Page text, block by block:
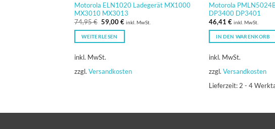
Motorola ELN1020 Ladegerät MX1000
MX3010 MX3013
74,95€ Ursprünglicher
Preis
war:
74,95 €
59,00€Aktueller
ist:
inkl. MwSt.
WEITERLESEN
inkl. MwSt.
zzgl. Versandkosten
Motorola
DP3400 DP3401
46,41€ inkl. MwSt.
IN DEN WARENKORB
inkl. MwSt.
zzgl.Versandkosten
Lieferzeit:2 - 4